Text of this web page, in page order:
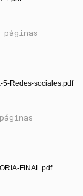
páginas
5-Redes-sociales.pdf
FINAL.pdf